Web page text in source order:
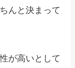
んと決まって
が高いとして